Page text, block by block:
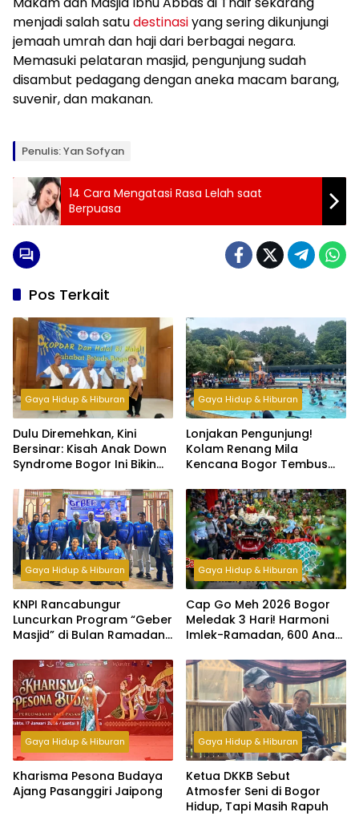
menjadi salah satudestinasiyang sering dikunjungi
jemaah umrah dan haji dari berbagai negara.
Memasuki pelataran masjid, pengunjung sudah
disambut pedagang dengan aneka macam barang,
suvenir, dan makanan.
Penulis: Yan Sofyan
14 Cara Mengatasi Rasa Lelah saat
Berpuasa
Pos Terkait
Gaya Hidup & Hiburan
Dulu Diremehkan, Kini
Bersinar: Kisah Anak Down
Syndrome Bogor Ini Bikin
Gaya Hidup & Hiburan
Lonjakan Pengunjung!
Kolam Renang Mila
Kencana Bogor Tembus
Lebaran
Gaya Hidup & Hiburan
KNPI Rancabungur
Luncurkan Program “Geber
Masjid” di Bulan Ramadan,
Kebersamaan Pemuda
Gaya Hidup & Hiburan
Cap Go Meh 2026 Bogor
Meledak 3 Hari! Harmoni
Imlek-Ramadan, 600 Anak
Gaya Hidup & Hiburan
Kharisma Pesona Budaya
Ajang Pasanggiri Jaipong
Gaya Hidup & Hiburan
Ketua DKKB Sebut
Atmosfer Seni di Bogor
Hidup, Tapi Masih Rapuh